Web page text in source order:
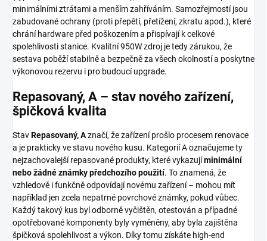
minimálními ztrátami a menším zahříváním. Samozřejmostí jsou
zabudované ochrany (proti přepětí, přetížení, zkratu apod.), které
chrání hardware před poškozením a přispívají k celkové
spolehlivosti stanice. Kvalitní 950W zdroj je tedy zárukou, že
sestava poběží stabilně a bezpečně za všech okolností a poskytne
výkonovou rezervu i pro budoucí upgrade.
Repasovaný, A – stav nového zařízení,
špičková kvalita
StavRepasovaný, Aznačí, že zařízení prošlo procesem renovace
a je prakticky ve stavu nového kusu. Kategorií A označujeme ty
nejzachovalejší repasované produkty, které vykazujíminimální
nebo žádné známky předchozího použití. To znamená, že
vzhledově i funkčně odpovídají novému zařízení – mohou mít
například jen zcela nepatrné povrchové známky, pokud vůbec.
Každý takový kus byl odborně vyčištěn, otestován a případné
opotřebované komponenty byly vyměněny, aby byla zajištěna
špičková spolehlivost a výkon. Díky tomu získáte high-end